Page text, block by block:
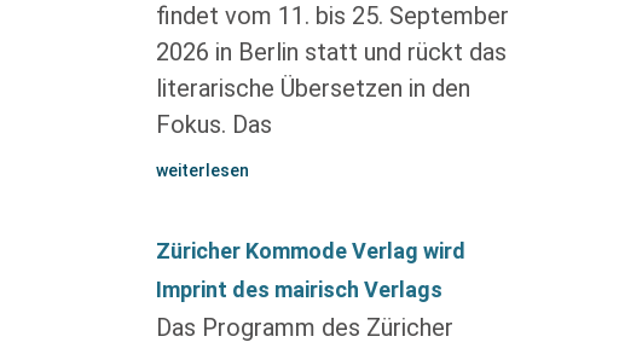
findet vom 11. bis 25. September
2026 in Berlin statt und rückt das
literarische Übersetzen in den
Fokus. Das
weiterlesen
Züricher Kommode Verlag wird
Imprint des mairisch Verlags
Das Programm des Züricher